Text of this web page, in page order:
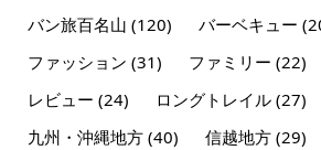
バン旅百名山 (120) バーベキュー
ファッション (31) ファミリー (22)
レビュー (24) ロングトレイル(27)
九州・沖縄地方(40) 信越地方(29)